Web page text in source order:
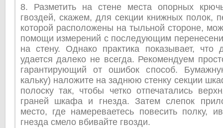
8. Разметить на стене места опорных
гвоздей, скажем, для секции книжных полок,
которой расположены на тыльной стороне,
помощи измерений с последующим
на стену. Однако практика показывает, что
удается далеко не всегда. Рекомендуем
гарантирующий от ошибок способ.
кальку) наложите на заднюю стенку секции
полоску так, чтобы четко отпечатались
граней шкафа и гнезда. Затем слепок
место, где намереваетесь повесить полку,
гнезда смело вбивайте гвозди.